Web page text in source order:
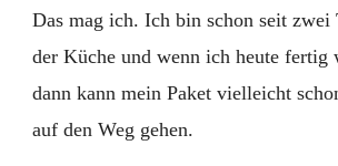
Das mag ich. Ich bin schon seit
der Küche und wenn ich heute fertig
dann kann mein Paket vielleicht
auf den Weg gehen.